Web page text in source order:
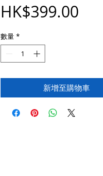
HK$399.00價
數量 *
新增至購物車